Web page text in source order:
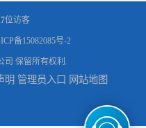
承德心理咨询录像室厂家
位访客
备15082085号-2
司 保留所有权利.
明 管理员入口 网站地图